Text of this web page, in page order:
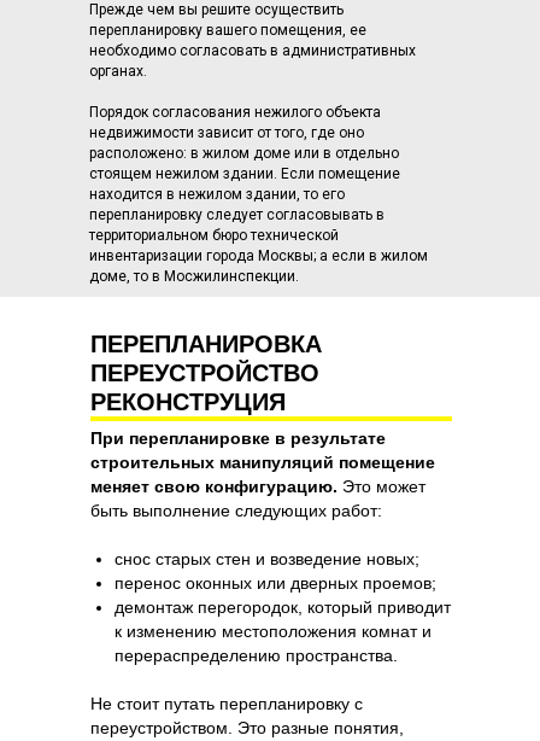
Прежде чем вы решите осуществить
перепланировку вашего помещения, ее
необходимо согласовать в административных
органах.
Порядок согласования нежилого объекта
недвижимости зависит от того, где оно
расположено: в жилом доме или в отдельно
стоящем нежилом здании. Если помещение
находится в нежилом здании, то его
перепланировку следует согласовывать в
территориальном бюро технической
инвентаризации города Москвы; а если в жилом
доме, то в Мосжилинспекции.
ПЕРЕПЛАНИРОВКА
ПЕРЕУСТРОЙСТВО
РЕКОНСТРУЦИЯ
При перепланировке в результате
строительных манипуляций помещение
меняет свою конфигурацию. Это может
быть выполнение следующих работ:
снос старых стен и возведение новых;
перенос оконных или дверных проемов;
демонтаж перегородок, который приводит
к изменению местоположения комнат и
перераспределению пространства.
Не стоит путать перепланировку с
переустройством. Это разные понятия,